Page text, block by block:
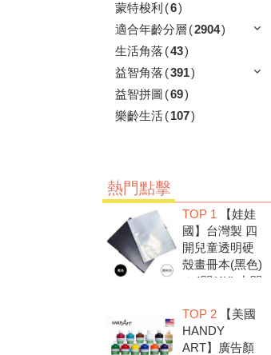
蒙特梭利 (6)
適合年齡分層 (2904)
生活角落 (43)
益智角落 (391)
益智拼圖 (69)
樂齡生活(107)
熱門點擊
TOP 1 【娃娃
國】台灣製 四
開兒童透明硬
殼畫冊本(黑色)
＊4開(4K).中間
扣.資料袋.圖畫
紙收集冊.收納
冊
TOP 2【美國
HANDY
ART】廣告顏